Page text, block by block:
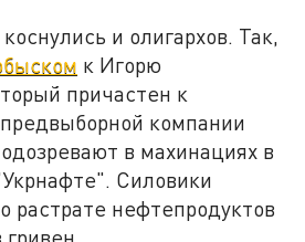
и олигархов. Так,
к Игорю
причастен к
компании
в махинациях в
Силовики
растрате нефтепродуктов